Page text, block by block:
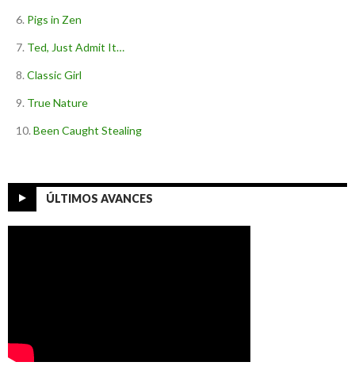
Pigs in Zen
Ted, Just Admit It…
Classic Girl
True Nature
Been Caught Stealing
ÚLTIMOS AVANCES